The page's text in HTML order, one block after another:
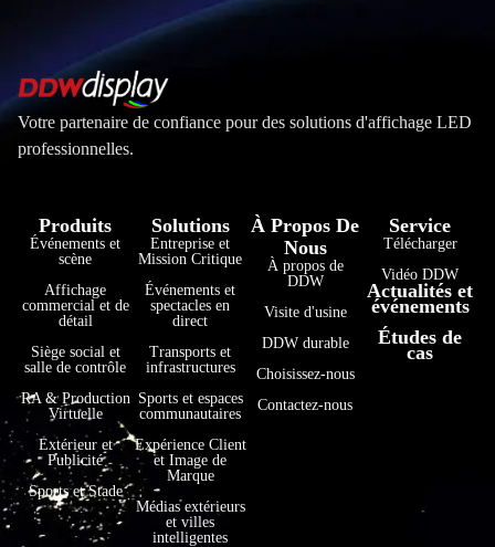
Votre partenaire de confiance pour des solutions d'affichage LED
professionnelles.
Produits
Événements et
scène
Affichage
commercial et de
détail
Siège social et
salle de contrôle
RA & Production
Virtuelle
Extérieur et
Publicité
Sports et Stade
Solutions
Entreprise et
Mission Critique
Événements et
spectacles en
direct
Transports et
infrastructures
Sports et espaces
communautaires
Expérience Client
et Image de
Marque
Médias extérieurs
et villes
intelligentes
À Propos De
Nous
À propos de
DDW
Visite d'usine
DDW durable
Choisissez-nous
Contactez-nous
Service
Télécharger
Vidéo DDW
Actualités et
événements
Études de
cas